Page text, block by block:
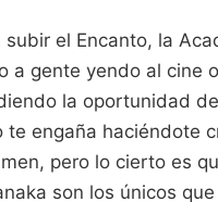
el Encanto, la
a gente yendo al cine
la oportunidad
engaña haciéndote
pero lo cierto es
son los únicos